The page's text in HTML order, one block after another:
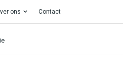
ons Contact